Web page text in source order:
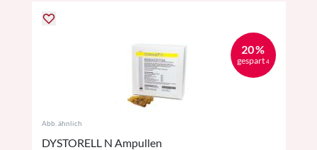
20 %
gespart 4
Abb. ähnlich
DYSTORELL N Ampullen